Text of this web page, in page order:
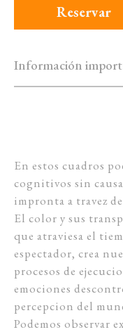
Reservar
Información
En estos cuadros
cognitivos sin
impronta a travez
El color y sus
que atraviesa el
espectador, crea
procesos de
emociones
percepcion del
Podemos observar